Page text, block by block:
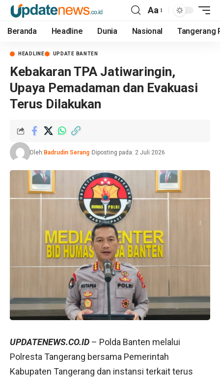
Aa
Beranda Headline Dunia Nasional Tangerang
HEADLINE UPDATE BANTEN
Kebakaran TPA Jatiwaringin,
Upaya Pemadaman dan Evakuasi
Terus Dilakukan
Oleh: Badrudin Serang Diposting pada: 2 Juli 2026
UPDATENEWS.CO.ID – Polda Banten melalui
Polresta Tangerang bersama Pemerintah
Kabupaten Tangerang dan instansi terkait terus